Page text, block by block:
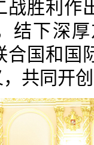
战胜利作
结下深
合国和国
共同开